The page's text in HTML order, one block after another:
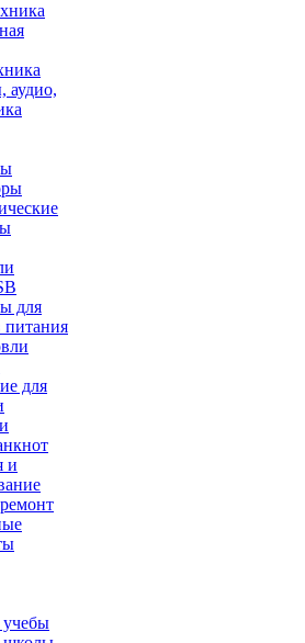
аудио,
для
питания
для
и
учебы